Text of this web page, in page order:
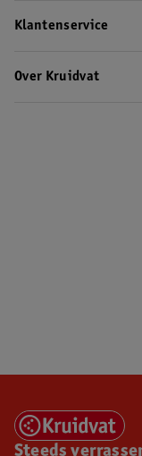
Klantenservice
Over Kruidvat
Steeds